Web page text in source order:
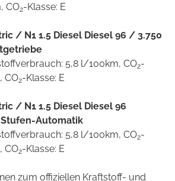
CO2-Klasse: E
/ N1 1.5 Diesel Diesel 96 / 3.750
5,8 l/100km, CO2-
CO2-Klasse: E
/ N1 1.5 Diesel Diesel 96
Automatik
5,8 l/100km, CO2-
CO2-Klasse: E
zum offiziellen Kraftstoff- und